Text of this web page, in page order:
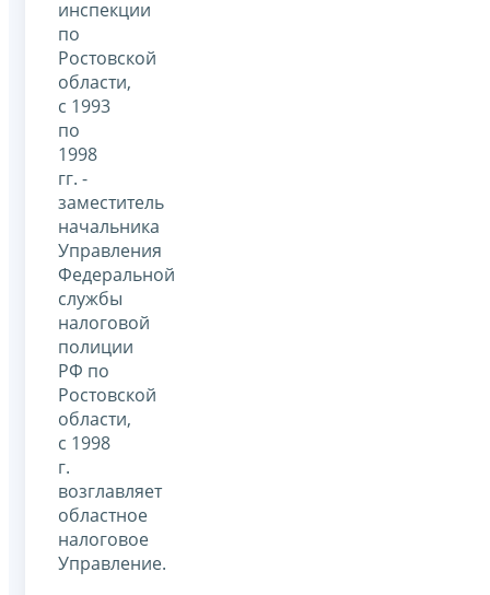
инспекции
по
Ростовской
области,
с 1993
по
1998
гг. -
заместитель
начальника
Управления
Федеральной
службы
налоговой
полиции
РФ по
Ростовской
области,
с 1998
г.
возглавляет
областное
налоговое
Управление.